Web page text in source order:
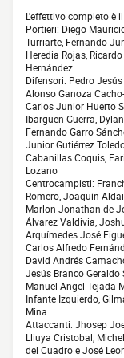
L'effettivo completo è
Portieri: Diego
Turriarte, Fernando
Heredia Rojas,
Hernández
Difensori: Pedro
Alonso Ganoza
Carlos Junior Huerto
Ibargüen Guerra,
Fernando Garro
Junior Gutiérrez
Cabanillas Coquis,
Lozano
Centrocampisti:
Romero, Joaquín
Marlon Jonathan de
Álvarez Valdivia,
Arquímedes José
Carlos Alfredo
David Andrés
Jesús Branco Geraldo
Manuel Angel Tejada
Infante Izquierdo,
Mina
Attaccanti: Jhosep
Lliuya Cristobal,
del Cuadro e José